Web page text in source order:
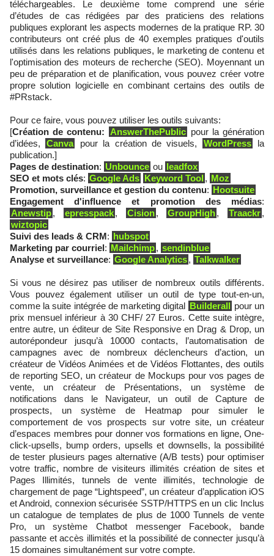
téléchargeables. Le deuxième tome comprend une série
d’études de cas rédigées par des praticiens des relations
publiques explorant les aspects modernes de la pratique RP. 30
contributeurs ont créé plus de 40 exemples pratiques d'outils
utilisés dans les relations publiques, le marketing de contenu et
l'optimisation des moteurs de recherche (SEO). Moyennant un
peu de préparation et de planification, vous pouvez créer votre
propre solution logicielle en combinant certains des outils de
#PRstack.
Pour ce faire, vous pouvez utiliser les outils suivants:
[Création de contenu: AnswerThePublic pour la génération
d’idées,
Canva pour la création de visuels, WordPress
la
publication.]
Pages de destination: Unbounce ou leadfox
SEO et mots clés: Google Ads Keyword Tool , Moz
Promotion, surveillance et gestion du contenu: Hootsuite
Engagement d'influence et promotion des médias:
Anewstip, epresspack, Cision , GroupHigh, Traackr,
wiztopic
Suivi des leads & CRM: hubspot
Marketing par courriel: Mailchimp, sendinblue
Analyse et surveillance: Google Analytics, Talkwalker
Si vous ne désirez pas utiliser de nombreux outils différents.
Vous pouvez également utiliser un outil de type tout-en-un,
comme la suite intégrée de marketing digital Builderall pour un
prix mensuel inférieur à 30 CHF/ 27 Euros. Cette suite intègre,
entre autre, un éditeur de Site Responsive en Drag & Drop, un
autorépondeur jusqu’à 10000 contacts, l’automatisation de
campagnes avec de nombreux déclencheurs d’action, un
créateur de Vidéos Animées et de Vidéos Flottantes, des outils
de reporting SEO, un créateur de Mockups pour vos pages de
vente, un créateur de Présentations, un système de
notifications dans le Navigateur, un outil de Capture de
prospects, un système de Heatmap pour simuler le
comportement de vos prospects sur votre site, un créateur
d’espaces membres pour donner vos formations en ligne, One-
click-upsells, bump orders, upsells et downsells, la possibilité
de tester plusieurs pages alternative (A/B tests) pour optimiser
votre traffic, nombre de visiteurs illimités création de sites et
Pages Illimités, tunnels de vente illimités, technologie de
chargement de page “Lightspeed”, un créateur d’application iOS
et Android, connexion sécurisée SSTP/HTTPS en un clic Inclus
un catalogue de templates de plus de 1000 Tunnels de vente
Pro, un système Chatbot messenger Facebook, bande
passante et accès illimités et la possibilité de connecter jusqu’à
15 domaines simultanément sur votre compte.